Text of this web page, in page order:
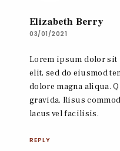
Elizabeth Berry
03/01/2021
Lorem ipsum dolor sit
elit, sed do eiusmod
dolore magna aliqua.
gravida. Risus
lacus vel facilisis.
REPLY